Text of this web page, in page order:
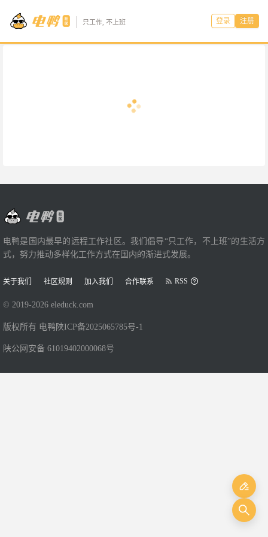
只工作, 不上班 登录 注册
电鸭是国内最早的远程工作社区。我们倡导“只工作，不上班”的生活方
式，努力推动多样化工作方式在国内的渐进式发展。
关于我们 社区规则 加入我们 合作联系 RSS
© 2019-2026 eleduck.com
版权所有 电鸭 陕ICP备2025065785号-1
陕公网安备 61019402000068号